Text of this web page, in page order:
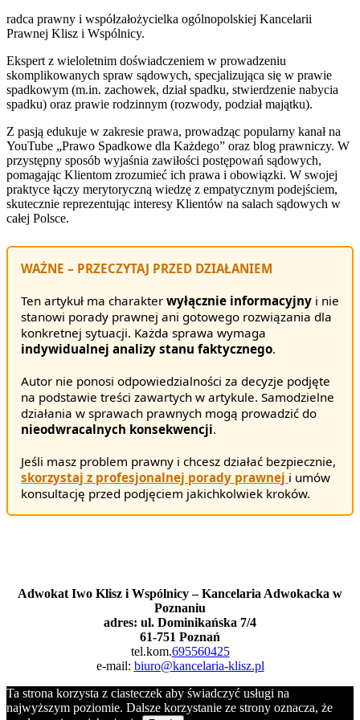
radca prawny i współzałożycielka ogólnopolskiej Kancelarii
Prawnej Klisz i Wspólnicy.
Ekspert z wieloletnim doświadczeniem w prowadzeniu
skomplikowanych spraw sądowych, specjalizująca się w prawie
spadkowym (m.in. zachowek, dział spadku, stwierdzenie nabycia
spadku) oraz prawie rodzinnym (rozwody, podział majątku).
Z pasją edukuje w zakresie prawa, prowadząc popularny kanał na
YouTube „Prawo Spadkowe dla Każdego” oraz blog prawniczy. W
przystępny sposób wyjaśnia zawiłości postępowań sądowych,
pomagając Klientom zrozumieć ich prawa i obowiązki. W swojej
praktyce łączy merytoryczną wiedzę z empatycznym podejściem,
skutecznie reprezentując interesy Klientów na salach sądowych w
całej Polsce.
WAŻNE – PRZECZYTAJ PRZED DZIAŁANIEM
Ten artykuł ma charakter wyłącznie informacyjny i nie
stanowi porady prawnej ani gotowego rozwiązania dla
konkretnej sytuacji. Każda sprawa wymaga
indywidualnej analizy stanu faktycznego.
Autor nie ponosi odpowiedzialności za decyzje podjęte
na podstawie treści zawartych w artykule. Samodzielne
działania w sprawach prawnych mogą prowadzić do
nieodwracalnych konsekwencji.
Jeśli masz problem prawny i chcesz działać bezpiecznie,
skorzystaj z profesjonalnej porady prawnej i umów
konsultację przed podjęciem jakichkolwiek kroków.
Adwokat Iwo Klisz i Wspólnicy – Kancelaria Adwokacka w
Poznaniu
adres: ul. Dominikańska 7/4
61-751 Poznań
tel.kom.695560425
e-mail: biuro@kancelaria-klisz.pl
Ta strona korzysta z ciasteczek aby świadczyć usługi na
najwyższym poziomie. Dalsze korzystanie ze strony oznacza, że